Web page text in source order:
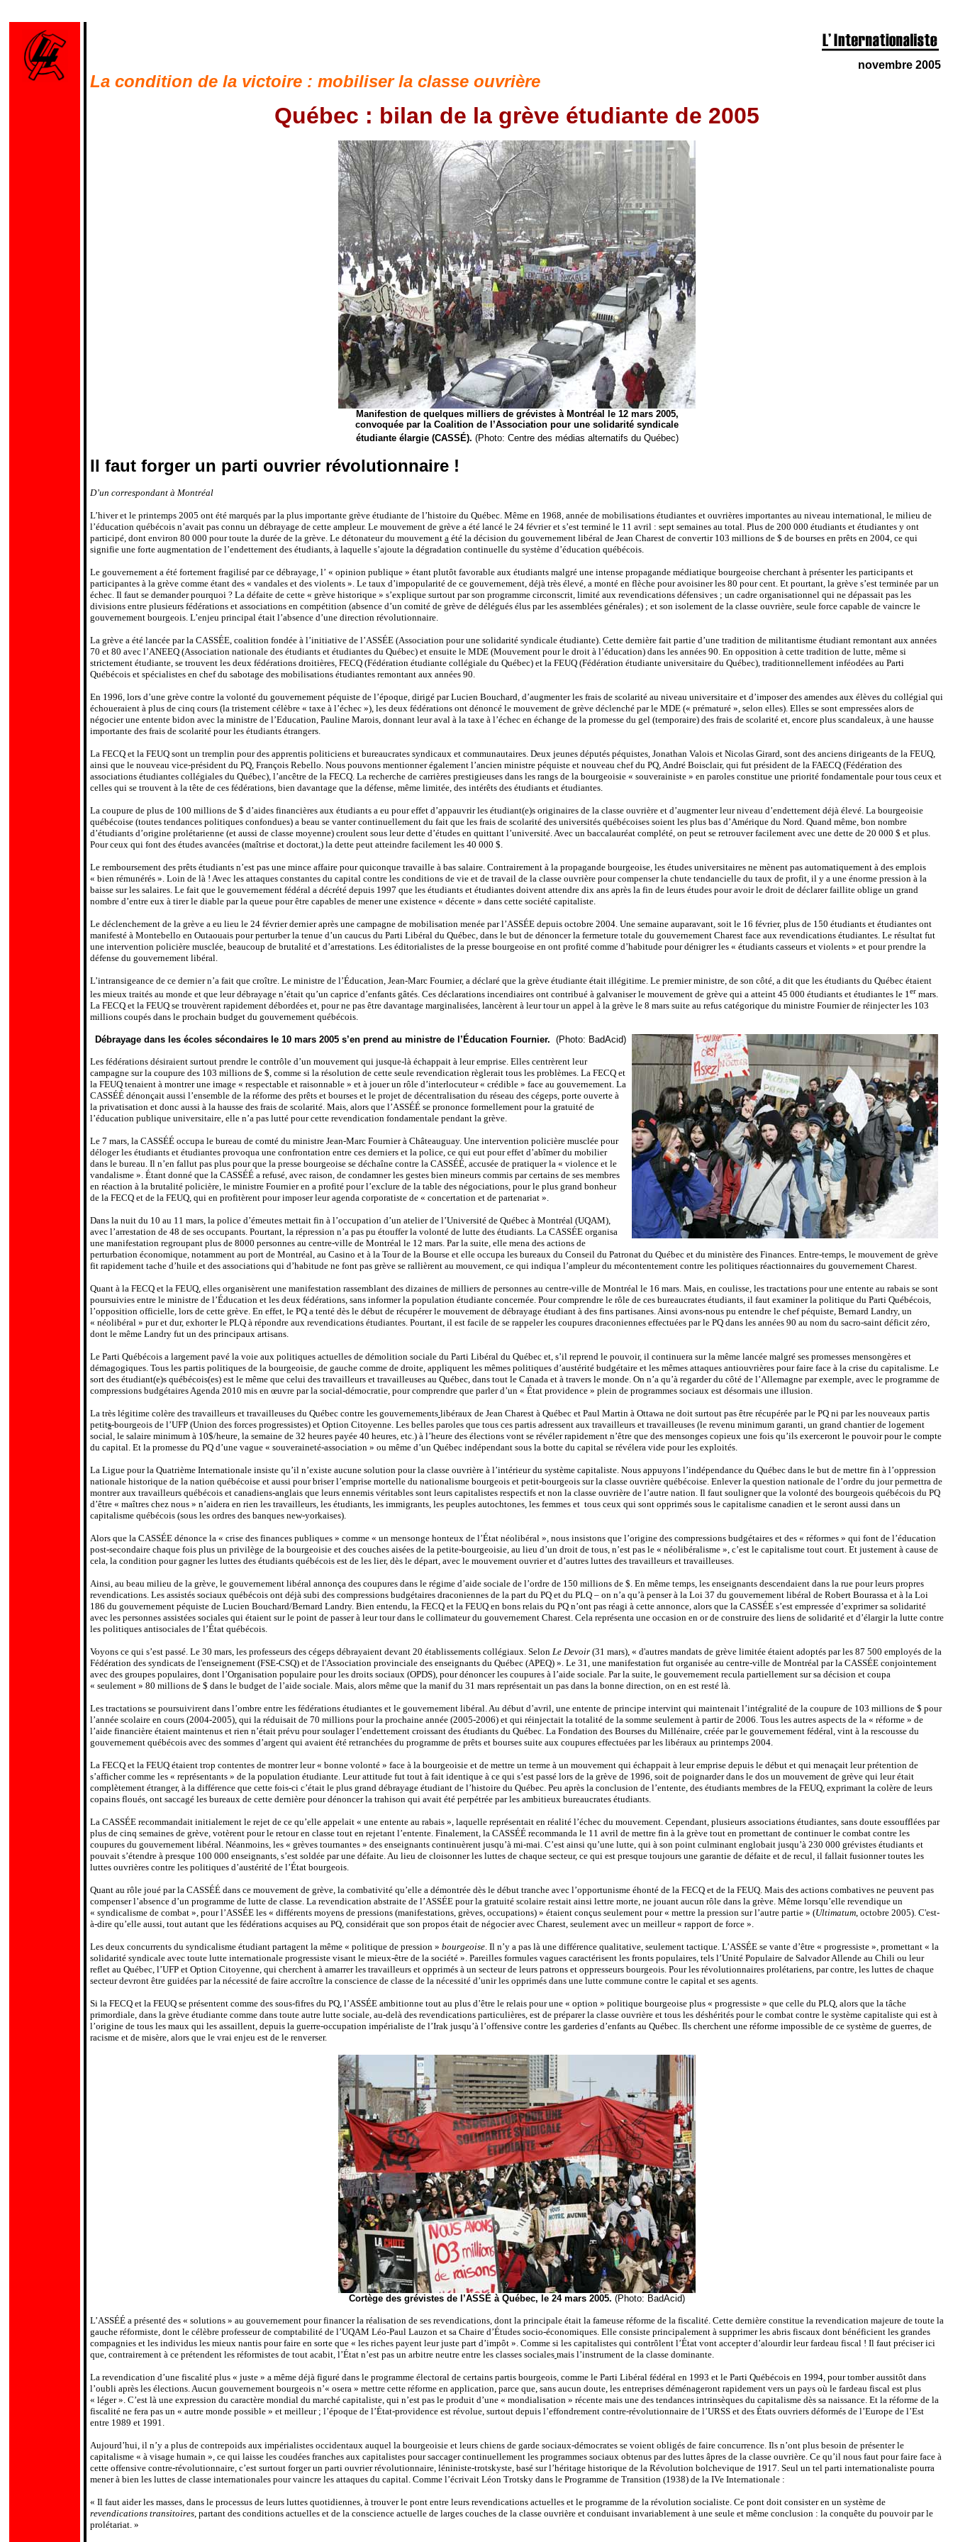
novembre 2005
La condition de la victoire : mobiliser la classe ouvrière
Québec : bilan de la grève étudiante de 2005
Manifestion de quelques milliers de grévistes à Montréal le 12 mars 2005,
convoquée par la Coalition de l’Association pour une solidarité syndicale
étudiante élargie (CASSÉ). (Photo: Centre des médias alternatifs du Québec)
Il faut forger un parti ouvrier révolutionnaire !
D’un correspondant à Montréal
L’hiver et le printemps 2005 ont été marqués par la plus importante grève étudiante de l’histoire du Québec. Même en 1968, année de mobilisations étudiantes et ouvrières importantes au niveau international, le milieu de
l’éducation québécois n’avait pas connu un débrayage de cette ampleur. Le mouvement de grève a été lancé le 24 février et s’est terminé le 11 avril : sept semaines au total. Plus de 200 000 étudiants et étudiantes y ont
participé, dont environ 80 000 pour toute la durée de la grève. Le détonateur du mouvement a été la décision du gouvernement libéral de Jean Charest de convertir 103 millions de $ de bourses en prêts en 2004, ce qui
signifie une forte augmentation de l’endettement des étudiants, à laquelle s’ajoute la dégradation continuelle du système d’éducation québécois.
Le gouvernement a été fortement fragilisé par ce débrayage, l’ « opinion publique » étant plutôt favorable aux étudiants malgré une intense propagande médiatique bourgeoise cherchant à présenter les participants et
participantes à la grève comme étant des « vandales et des violents ». Le taux d’impopularité de ce gouvernement, déjà très élevé, a monté en flèche pour avoisiner les 80 pour cent. Et pourtant, la grève s’est terminée par un
échec. Il faut se demander pourquoi ? La défaite de cette « grève historique » s’explique surtout par son programme circonscrit, limité aux revendications défensives ; un cadre organisationnel qui ne dépassait pas les
divisions entre plusieurs fédérations et associations en compétition (absence d’un comité de grève de délégués élus par les assemblées générales) ; et son isolement de la classe ouvrière, seule force capable de vaincre le
gouvernement bourgeois. L’enjeu principal était l’absence d’une direction révolutionnaire.
La grève a été lancée par la CASSÉE, coalition fondée à l’initiative de l’ASSÉE (Association pour une solidarité syndicale étudiante). Cette dernière fait partie d’une tradition de militantisme étudiant remontant aux années
70 et 80 avec l’ANEEQ (Association nationale des étudiants et étudiantes du Québec) et ensuite le MDE (Mouvement pour le droit à l’éducation) dans les années 90. En opposition à cette tradition de lutte, même si
strictement étudiante, se trouvent les deux fédérations droitières, FECQ (Fédération étudiante collégiale du Québec) et la FEUQ (Fédération étudiante universitaire du Québec), traditionnellement inféodées au Parti
Québécois et spécialistes en chef du sabotage des mobilisations étudiantes remontant aux années 90.
En 1996, lors d’une grève contre la volonté du gouvernement péquiste de l’époque, dirigé par Lucien Bouchard, d’augmenter les frais de scolarité au niveau universitaire et d’imposer des amendes aux élèves du collégial qui
échoueraient à plus de cinq cours (la tristement célèbre « taxe à l’échec »), les deux fédérations ont dénoncé le mouvement de grève déclenché par le MDE (« prématuré », selon elles). Elles se sont empressées alors de
négocier une entente bidon avec la ministre de l’Education, Pauline Marois, donnant leur aval à la taxe à l’échec en échange de la promesse du gel (temporaire) des frais de scolarité et, encore plus scandaleux, à une hausse
importante des frais de scolarité pour les étudiants étrangers.
La FECQ et la FEUQ sont un tremplin pour des apprentis politiciens et bureaucrates syndicaux et communautaires. Deux jeunes députés péquistes, Jonathan Valois et Nicolas Girard, sont des anciens dirigeants de la FEUQ,
ainsi que le nouveau vice-président du PQ, François Rebello. Nous pouvons mentionner également l’ancien ministre péquiste et nouveau chef du PQ, André Boisclair, qui fut président de la FAECQ (Fédération des
associations étudiantes collégiales du Québec), l’ancêtre de la FECQ. La recherche de carrières prestigieuses dans les rangs de la bourgeoisie « souverainiste » en paroles constitue une priorité fondamentale pour tous ceux et
celles qui se trouvent à la tête de ces fédérations, bien davantage que la défense, même limitée, des intérêts des étudiants et étudiantes.
La coupure de plus de 100 millions de $ d’aides financières aux étudiants a eu pour effet d’appauvrir les étudiant(e)s originaires de la classe ouvrière et d’augmenter leur niveau d’endettement déjà élevé. La bourgeoisie
québécoise (toutes tendances politiques confondues) a beau se vanter continuellement du fait que les frais de scolarité des universités québécoises soient les plus bas d’Amérique du Nord. Quand même, bon nombre
d’étudiants d’origine prolétarienne (et aussi de classe moyenne) croulent sous leur dette d’études en quittant l’université. Avec un baccalauréat complété, on peut se retrouver facilement avec une dette de 20 000 $ et plus.
Pour ceux qui font des études avancées (maîtrise et doctorat,) la dette peut atteindre facilement les 40 000 $.
Le remboursement des prêts étudiants n’est pas une mince affaire pour quiconque travaille à bas salaire. Contrairement à la propagande bourgeoise, les études universitaires ne mènent pas automatiquement à des emplois
« bien rémunérés ». Loin de là ! Avec les attaques constantes du capital contre les conditions de vie et de travail de la classe ouvrière pour compenser la chute tendancielle du taux de profit, il y a une énorme pression à la
baisse sur les salaires. Le fait que le gouvernement fédéral a décrété depuis 1997 que les étudiants et étudiantes doivent attendre dix ans après la fin de leurs études pour avoir le droit de déclarer faillite oblige un grand
nombre d’entre eux à tirer le diable par la queue pour être capables de mener une existence « décente » dans cette société capitaliste.
Le déclenchement de la grève a eu lieu le 24 février dernier après une campagne de mobilisation menée par l’ASSÉE depuis octobre 2004. Une semaine auparavant, soit le 16 février, plus de 150 étudiants et étudiantes ont
manifesté à Montebello en Outaouais pour perturber la tenue d’un caucus du Parti Libéral du Québec, dans le but de dénoncer la fermeture totale du gouvernement Charest face aux revendications étudiantes. Le résultat fut
une intervention policière musclée, beaucoup de brutalité et d’arrestations. Les éditorialistes de la presse bourgeoise en ont profité comme d’habitude pour dénigrer les « étudiants casseurs et violents » et pour prendre la
défense du gouvernement libéral.
L’intransigeance de ce dernier n’a fait que croître. Le ministre de l’Éducation, Jean-Marc Fournier, a déclaré que la grève étudiante était illégitime. Le premier ministre, de son côté, a dit que les étudiants du Québec étaient
les mieux traités au monde et que leur débrayage n’était qu’un caprice d’enfants gâtés. Ces déclarations incendiaires ont contribué à galvaniser le mouvement de grève qui a atteint 45 000 étudiants et étudiantes le 1er mars.
La FECQ et la FEUQ se trouvèrent rapidement débordées et, pour ne pas être davantage marginalisées, lancèrent à leur tour un appel à la grève le 8 mars suite au refus catégorique du ministre Fournier de réinjecter les 103
millions coupés dans le prochain budget du gouvernement québécois.
Débrayage dans les écoles sécondaires le 10 mars 2005 s’en prend au ministre de l’Éducation Fournier. (Photo: BadAcid)
Les fédérations désiraient surtout prendre le contrôle d’un mouvement qui jusque-là échappait à leur emprise. Elles centrèrent leur
campagne sur la coupure des 103 millions de $, comme si la résolution de cette seule revendication règlerait tous les problèmes. La FECQ et
la FEUQ tenaient à montrer une image « respectable et raisonnable » et à jouer un rôle d’interlocuteur « crédible » face au gouvernement. La
CASSÉÉ dénonçait aussi l’ensemble de la réforme des prêts et bourses et le projet de décentralisation du réseau des cégeps, porte ouverte à
la privatisation et donc aussi à la hausse des frais de scolarité. Mais, alors que l’ASSÉÉ se prononce formellement pour la gratuité de
l’éducation publique universitaire, elle n’a pas lutté pour cette revendication fondamentale pendant la grève.
Le 7 mars, la CASSÉÉ occupa le bureau de comté du ministre Jean-Marc Fournier à Châteauguay. Une intervention policière musclée pour
déloger les étudiants et étudiantes provoqua une confrontation entre ces derniers et la police, ce qui eut pour effet d’abîmer du mobilier
dans le bureau. Il n’en fallut pas plus pour que la presse bourgeoise se déchaîne contre la CASSÉÉ, accusée de pratiquer la « violence et le
vandalisme ». Étant donné que la CASSÉÉ a refusé, avec raison, de condamner les gestes bien mineurs commis par certains de ses membres
en réaction à la brutalité policière, le ministre Fournier en a profité pour l’exclure de la table des négociations, pour le plus grand bonheur
de la FECQ et de la FEUQ, qui en profitèrent pour imposer leur agenda corporatiste de « concertation et de partenariat ».
Dans la nuit du 10 au 11 mars, la police d’émeutes mettait fin à l’occupation d’un atelier de l’Université de Québec à Montréal (UQAM),
avec l’arrestation de 48 de ses occupants. Pourtant, la répression n’a pas pu étouffer la volonté de lutte des étudiants. La CASSÉE organisa
une manifestation regroupant plus de 8000 personnes au centre-ville de Montréal le 12 mars. Par la suite, elle mena des actions de
perturbation économique, notamment au port de Montréal, au Casino et à la Tour de la Bourse et elle occupa les bureaux du Conseil du Patronat du Québec et du ministère des Finances. Entre-temps, le mouvement de grève
fit rapidement tache d’huile et des associations qui d’habitude ne font pas grève se rallièrent au mouvement, ce qui indiqua l’ampleur du mécontentement contre les politiques réactionnaires du gouvernement Charest.
Quant à la FECQ et la FEUQ, elles organisèrent une manifestation rassemblant des dizaines de milliers de personnes au centre-ville de Montréal le 16 mars. Mais, en coulisse, les tractations pour une entente au rabais se sont
poursuivies entre le ministre de l’Éducation et les deux fédérations, sans informer la population étudiante concernée. Pour comprendre le rôle de ces bureaucrates étudiants, il faut examiner la politique du Parti Québécois,
l’opposition officielle, lors de cette grève. En effet, le PQ a tenté dès le début de récupérer le mouvement de débrayage étudiant à des fins partisanes. Ainsi avons-nous pu entendre le chef péquiste, Bernard Landry, un
« néolibéral » pur et dur, exhorter le PLQ à répondre aux revendications étudiantes. Pourtant, il est facile de se rappeler les coupures draconiennes effectuées par le PQ dans les années 90 au nom du sacro-saint déficit zéro,
dont le même Landry fut un des principaux artisans.
Le Parti Québécois a largement pavé la voie aux politiques actuelles de démolition sociale du Parti Libéral du Québec et, s’il reprend le pouvoir, il continuera sur la même lancée malgré ses promesses mensongères et
démagogiques. Tous les partis politiques de la bourgeoisie, de gauche comme de droite, appliquent les mêmes politiques d’austérité budgétaire et les mêmes attaques antiouvrières pour faire face à la crise du capitalisme. Le
sort des étudiant(e)s québécois(es) est le même que celui des travailleurs et travailleuses au Québec, dans tout le Canada et à travers le monde. On n’a qu’à regarder du côté de l’Allemagne par exemple, avec le programme de
compressions budgétaires Agenda 2010 mis en œuvre par la social-démocratie, pour comprendre que parler d’un « État providence » plein de programmes sociaux est désormais une illusion.
La très légitime colère des travailleurs et travailleuses du Québec contre les gouvernements libéraux de Jean Charest à Québec et Paul Martin à Ottawa ne doit surtout pas être récupérée par le PQ ni par les nouveaux partis
petits-bourgeois de l’UFP (Union des forces progressistes) et Option Citoyenne. Les belles paroles que tous ces partis adressent aux travailleurs et travailleuses (le revenu minimum garanti, un grand chantier de logement
social, le salaire minimum à 10$/heure, la semaine de 32 heures payée 40 heures, etc.) à l’heure des élections vont se révéler rapidement n’être que des mensonges copieux une fois qu’ils exerceront le pouvoir pour le compte
du capital. Et la promesse du PQ d’une vague « souveraineté-association » ou même d’un Québec indépendant sous la botte du capital se révélera vide pour les exploités.
La Ligue pour la Quatrième Internationale insiste qu’il n’existe aucune solution pour la classe ouvrière à l’intérieur du système capitaliste. Nous appuyons l’indépendance du Québec dans le but de mettre fin à l’oppression
nationale historique de la nation québécoise et aussi pour briser l’emprise mortelle du nationalisme bourgeois et petit-bourgeois sur la classe ouvrière québécoise. Enlever la question nationale de l’ordre du jour permettra de
montrer aux travailleurs québécois et canadiens-anglais que leurs ennemis véritables sont leurs capitalistes respectifs et non la classe ouvrière de l’autre nation. Il faut souligner que la volonté des bourgeois québécois du PQ
d’être « maîtres chez nous » n’aidera en rien les travailleurs, les étudiants, les immigrants, les peuples autochtones, les femmes et tous ceux qui sont opprimés sous le capitalisme canadien et le seront aussi dans un
capitalisme québécois (sous les ordres des banques new-yorkaises).
Alors que la CASSÉE dénonce la « crise des finances publiques » comme « un mensonge honteux de l’État néolibéral », nous insistons que l’origine des compressions budgétaires et des « réformes » qui font de l’éducation
post-secondaire chaque fois plus un privilège de la bourgeoisie et des couches aisées de la petite-bourgeoisie, au lieu d’un droit de tous, n’est pas le « néolibéralisme », c’est le capitalisme tout court. Et justement à cause de
cela, la condition pour gagner les luttes des étudiants québécois est de les lier, dès le départ, avec le mouvement ouvrier et d’autres luttes des travailleurs et travailleuses.
Ainsi, au beau milieu de la grève, le gouvernement libéral annonça des coupures dans le régime d’aide sociale de l’ordre de 150 millions de $. En même temps, les enseignants descendaient dans la rue pour leurs propres
revendications. Les assistés sociaux québécois ont déjà subi des compressions budgétaires draconiennes de la part du PQ et du PLQ – on n’a qu’à penser à la Loi 37 du gouvernement libéral de Robert Bourassa et à la Loi
186 du gouvernement péquiste de Lucien Bouchard/Bernard Landry. Bien entendu, la FECQ et la FEUQ en bons relais du PQ n’ont pas réagi à cette annonce, alors que la CASSÉE s’est empressée d’exprimer sa solidarité
avec les personnes assistées sociales qui étaient sur le point de passer à leur tour dans le collimateur du gouvernement Charest. Cela représenta une occasion en or de construire des liens de solidarité et d’élargir la lutte contre
les politiques antisociales de l’État québécois.
Voyons ce qui s’est passé. Le 30 mars, les professeurs des cégeps débrayaient devant 20 établissements collégiaux. Selon Le Devoir (31 mars), « d'autres mandats de grève limitée étaient adoptés par les 87 500 employés de la
Fédération des syndicats de l'enseignement (FSE-CSQ) et de l'Association provinciale des enseignants du Québec (APEQ) ». Le 31, une manifestation fut organisée au centre-ville de Montréal par la CASSÉE conjointement
avec des groupes populaires, dont l’Organisation populaire pour les droits sociaux (OPDS), pour dénoncer les coupures à l’aide sociale. Par la suite, le gouvernement recula partiellement sur sa décision et coupa
« seulement » 80 millions de $ dans le budget de l’aide sociale. Mais, alors même que la manif du 31 mars représentait un pas dans la bonne direction, on en est resté là.
Les tractations se poursuivirent dans l’ombre entre les fédérations étudiantes et le gouvernement libéral. Au début d’avril, une entente de principe intervint qui maintenait l’intégralité de la coupure de 103 millions de $ pour
l’année scolaire en cours (2004-2005), qui la réduisait de 70 millions pour la prochaine année (2005-2006) et qui réinjectait la totalité de la somme seulement à partir de 2006. Tous les autres aspects de la « réforme » de
l’aide financière étaient maintenus et rien n’était prévu pour soulager l’endettement croissant des étudiants du Québec. La Fondation des Bourses du Millénaire, créée par le gouvernement fédéral, vint à la rescousse du
gouvernement québécois avec des sommes d’argent qui avaient été retranchées du programme de prêts et bourses suite aux coupures effectuées par les libéraux au printemps 2004.
La FECQ et la FEUQ étaient trop contentes de montrer leur « bonne volonté » face à la bourgeoisie et de mettre un terme à un mouvement qui échappait à leur emprise depuis le début et qui menaçait leur prétention de
s’afficher comme les « représentants » de la population étudiante. Leur attitude fut tout à fait identique à ce qui s’est passé lors de la grève de 1996, soit de poignarder dans le dos un mouvement de grève qui leur était
complètement étranger, à la différence que cette fois-ci c’était le plus grand débrayage étudiant de l’histoire du Québec. Peu après la conclusion de l’entente, des étudiants membres de la FEUQ, exprimant la colère de leurs
copains floués, ont saccagé les bureaux de cette dernière pour dénoncer la trahison qui avait été perpétrée par les ambitieux bureaucrates étudiants.
La CASSÉE recommandait initialement le rejet de ce qu’elle appelait « une entente au rabais », laquelle représentait en réalité l’échec du mouvement. Cependant, plusieurs associations étudiantes, sans doute essoufflées par
plus de cinq semaines de grève, votèrent pour le retour en classe tout en rejetant l’entente. Finalement, la CASSÉÉ recommanda le 11 avril de mettre fin à la grève tout en promettant de continuer le combat contre les
coupures du gouvernement libéral. Néanmoins, les « grèves tournantes » des enseignants continuèrent jusqu’à mi-mai. C’est ainsi qu’une lutte, qui à son point culminant englobait jusqu’à 230 000 grévistes étudiants et
pouvait s’étendre à presque 100 000 enseignants, s’est soldée par une défaite. Au lieu de cloisonner les luttes de chaque secteur, ce qui est presque toujours une garantie de défaite et de recul, il fallait fusionner toutes les
luttes ouvrières contre les politiques d’austérité de l’État bourgeois.
Quant au rôle joué par la CASSÉÉ dans ce mouvement de grève, la combativité qu’elle a démontrée dès le début tranche avec l’opportunisme éhonté de la FECQ et de la FEUQ. Mais des actions combatives ne peuvent pas
compenser l’absence d’un programme de lutte de classe. La revendication abstraite de l’ASSÉE pour la gratuité scolaire restait ainsi lettre morte, ne jouant aucun rôle dans la grève. Même lorsqu’elle revendique un
« syndicalisme de combat », pour l’ASSÉE les « différents moyens de pressions (manifestations, grèves, occupations) » étaient conçus seulement pour « mettre la pression sur l’autre partie » (Ultimatum, octobre 2005). C'est-
à-dire qu’elle aussi, tout autant que les fédérations acquises au PQ, considérait que son propos était de négocier avec Charest, seulement avec un meilleur « rapport de force ».
Les deux concurrents du syndicalisme étudiant partagent la même « politique de pression » bourgeoise. Il n’y a pas là une différence qualitative, seulement tactique. L’ASSÉE se vante d’être « progressiste », promettant « la
solidarité syndicale avec toute lutte internationale progressiste visant le mieux-être de la société ». Pareilles formules vagues caractérisent les fronts populaires, tels l’Unité Populaire de Salvador Allende au Chili ou leur
reflet au Québec, l’UFP et Option Citoyenne, qui cherchent à amarrer les travailleurs et opprimés à un secteur de leurs patrons et oppresseurs bourgeois. Pour les révolutionnaires prolétariens, par contre, les luttes de chaque
secteur devront être guidées par la nécessité de faire accroître la conscience de classe de la nécessité d’unir les opprimés dans une lutte commune contre le capital et ses agents.
Si la FECQ et la FEUQ se présentent comme des sous-fifres du PQ, l’ASSÉE ambitionne tout au plus d’être le relais pour une « option » politique bourgeoise plus « progressiste » que celle du PLQ, alors que la tâche
primordiale, dans la grève étudiante comme dans toute autre lutte sociale, au-delà des revendications particulières, est de préparer la classe ouvrière et tous les déshérités pour le combat contre le système capitaliste qui est à
l’origine de tous les maux qui les assaillent, depuis la guerre-occupation impérialiste de l’Irak jusqu’à l’offensive contre les garderies d’enfants au Québec. Ils cherchent une réforme impossible de ce système de guerres, de
racisme et de misère, alors que le vrai enjeu est de le renverser.
Cortège des grévistes de l’ASSÉ à Québec, le 24 mars 2005. (Photo: BadAcid)
L’ASSÉÉ a présenté des « solutions » au gouvernement pour financer la réalisation de ses revendications, dont la principale était la fameuse réforme de la fiscalité. Cette dernière constitue la revendication majeure de toute la
gauche réformiste, dont le célèbre professeur de comptabilité de l’UQAM Léo-Paul Lauzon et sa Chaire d’Études socio-économiques. Elle consiste principalement à supprimer les abris fiscaux dont bénéficient les grandes
compagnies et les individus les mieux nantis pour faire en sorte que « les riches payent leur juste part d’impôt ». Comme si les capitalistes qui contrôlent l’État vont accepter d’alourdir leur fardeau fiscal ! Il faut préciser ici
que, contrairement à ce prétendent les réformistes de tout acabit, l’État n’est pas un arbitre neutre entre les classes sociales mais l’instrument de la classe dominante.
La revendication d’une fiscalité plus « juste » a même déjà figuré dans le programme électoral de certains partis bourgeois, comme le Parti Libéral fédéral en 1993 et le Parti Québécois en 1994, pour tomber aussitôt dans
l’oubli après les élections. Aucun gouvernement bourgeois n’« osera » mettre cette réforme en application, parce que, sans aucun doute, les entreprises déménageront rapidement vers un pays où le fardeau fiscal est plus
« léger ». C’est là une expression du caractère mondial du marché capitaliste, qui n’est pas le produit d’une « mondialisation » récente mais une des tendances intrinsèques du capitalisme dès sa naissance. Et la réforme de la
fiscalité ne fera pas un « autre monde possible » et meilleur ; l’époque de l’État-providence est révolue, surtout depuis l’effondrement contre-révolutionnaire de l’URSS et des États ouvriers déformés de l’Europe de l’Est
entre 1989 et 1991.
Aujourd’hui, il n’y a plus de contrepoids aux impérialistes occidentaux auquel la bourgeoisie et leurs chiens de garde sociaux-démocrates se voient obligés de faire concurrence. Ils n’ont plus besoin de présenter le
capitalisme « à visage humain », ce qui laisse les coudées franches aux capitalistes pour saccager continuellement les programmes sociaux obtenus par des luttes âpres de la classe ouvrière. Ce qu’il nous faut pour faire face à
cette offensive contre-révolutionnaire, c’est surtout forger un parti ouvrier révolutionnaire, léniniste-trotskyste, basé sur l’héritage historique de la Révolution bolchevique de 1917. Seul un tel parti internationaliste pourra
mener à bien les luttes de classe internationales pour vaincre les attaques du capital. Comme l’écrivait Léon Trotsky dans le Programme de Transition (1938) de la IVe Internationale :
« Il faut aider les masses, dans le processus de leurs luttes quotidiennes, à trouver le pont entre leurs revendications actuelles et le programme de la révolution socialiste. Ce pont doit consister en un système de
revendications transitoires, partant des conditions actuelles et de la conscience actuelle de larges couches de la classe ouvrière et conduisant invariablement à une seule et même conclusion : la conquête du pouvoir par le
prolétariat. »